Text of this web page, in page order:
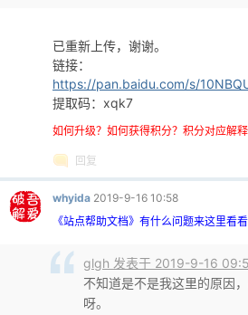
已重新上传，谢谢。
链接：
https://pan.baidu.com/s/
提取码：xqk7
如何升级？如何获得积分？积分对应解释
回复
whyida 2019-9-16 10:58
《站点帮助文档》有什么问题来这里看
glgh 发表于 2019-9-16
不知道是不是我这里的原因
呀。